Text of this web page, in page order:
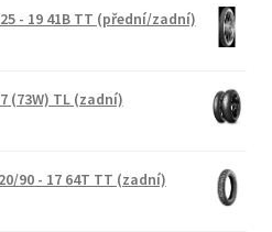
- 19 41B TT (přední/zadní)
(73W) TL (zadní)
90 - 17 64T TT (zadní)